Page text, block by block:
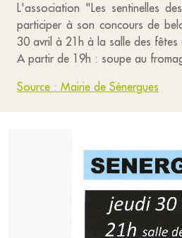
L'association "Les sentinelles
participer à son concours de
30 avril à 21h à la salle des fêtes
A partir de 19h : soupe au
Source : Mairie de Sénergues